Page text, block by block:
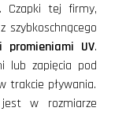
Czapki tej firmy,
szybkoschnącego
promieniami UV.
lub zapięcia pod
trakcie pływania.
w rozmiarze